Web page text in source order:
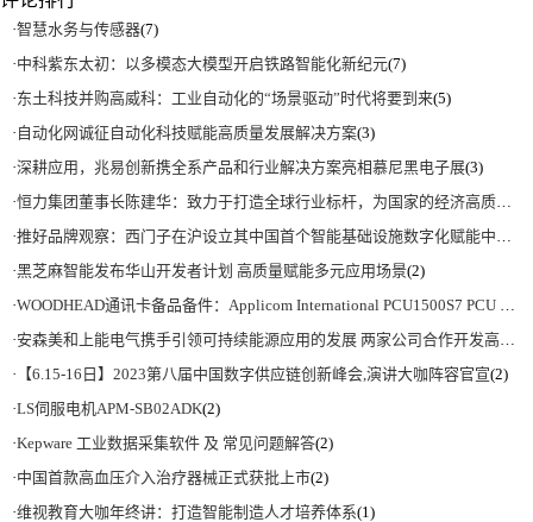
·智慧水务与传感器(7)
·中科紫东太初：以多模态大模型开启铁路智能化新纪元(7)
·东土科技并购高威科：工业自动化的“场景驱动”时代将要到来(5)
· 自动化网诚征自动化科技赋能高质量发展解决方案(3)
·深耕应用，兆易创新携全系产品和行业解决方案亮相慕尼黑电子展(3)
·恒力集团董事长陈建华：致力于打造全球行业标杆，为国家的经济高质量发展贡献更大力量|上海电气集团党委书记、董事长吴磊来访
·推好品牌观察：西门子在沪设立其中国首个智能基础设施数字化赋能中心
·黑芝麻智能发布华山开发者计划 高质量赋能多元应用场景(2)
·WOODHEAD通讯卡备品备件：Applicom International PCU1500S7 PCU 1500 S7 V4.5.0
·安森美和上能电气携手引领可持续能源应用的发展 两家公司合作开发高性能储能和太阳能组串式逆变器方案 以实现可持续的未来
· 【6.15-16日】2023第八届中国数字供应链创新峰会,演讲大咖阵容官宣(2)
·LS伺服电机APM-SB02ADK(2)
·Kepware 工业数据采集软件 及 常见问题解答(2)
·中国首款高血压介入治疗器械正式获批上市(2)
·维视教育大咖年终讲：打造智能制造人才培养体系(1)